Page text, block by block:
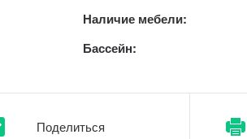
Наличие мебели:
Бассейн:
Поделиться